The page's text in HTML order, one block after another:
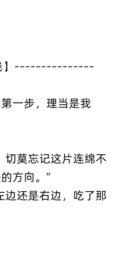
】---------------
一步，理当是我
切莫忘记这片连绵不
方向。”
边还是右边，吃了那